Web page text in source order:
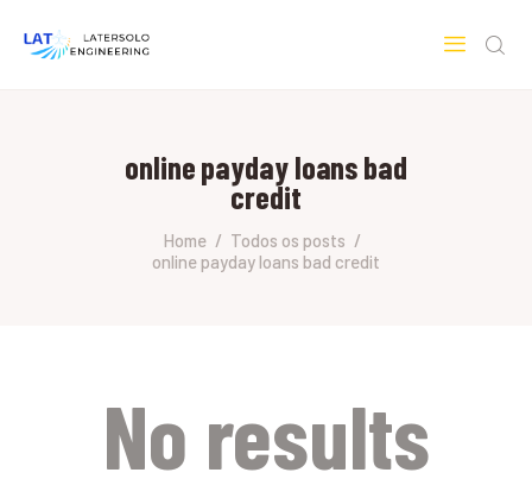
online payday loans bad
credit
Home
Todos os posts
online payday loans bad credit
HOME
SOBRE A LATERSOLO
ENGINEERING
MERCADOS & SERVIÇOS
No results